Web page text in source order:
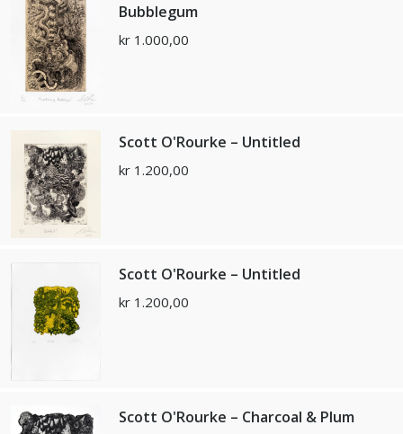
Bubblegum
kr 1.000,00
Scott O'Rourke – Untitled
kr 1.200,00
Scott O'Rourke – Untitled
kr 1.200,00
Scott O'Rourke – Charcoal & Plum